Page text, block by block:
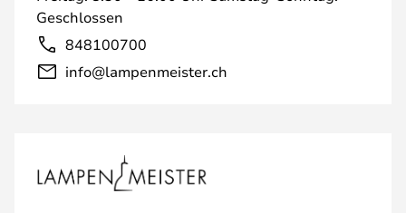
Geschlossen
848100700
info@lampenmeister.ch